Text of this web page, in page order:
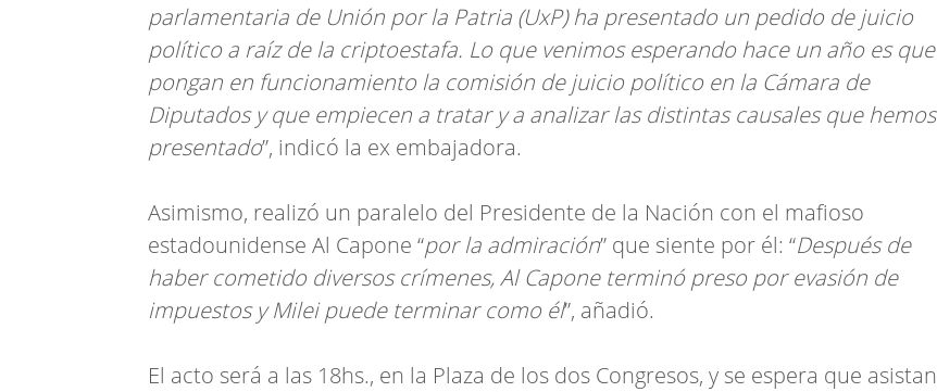
parlamentaria de Unión por la Patria (UxP) ha presentado un pedido de juicio
político a raíz de la criptoestafa. Lo que venimos esperando hace un año es que
pongan en funcionamiento la comisión de juicio político en la Cámara de
Diputados y que empiecen a tratar y a analizar las distintas causales que hemos
presentado”, indicó la ex embajadora.
Asimismo, realizó un paralelo del Presidente de la Nación con el mafioso
estadounidense Al Capone “por la admiración” que siente por él: “Después de
haber cometido diversos crímenes, Al Capone terminó preso por evasión de
impuestos y Milei puede terminar como él”, añadió.
El acto será a las 18hs., en la Plaza de los dos Congresos, y se espera que asistan